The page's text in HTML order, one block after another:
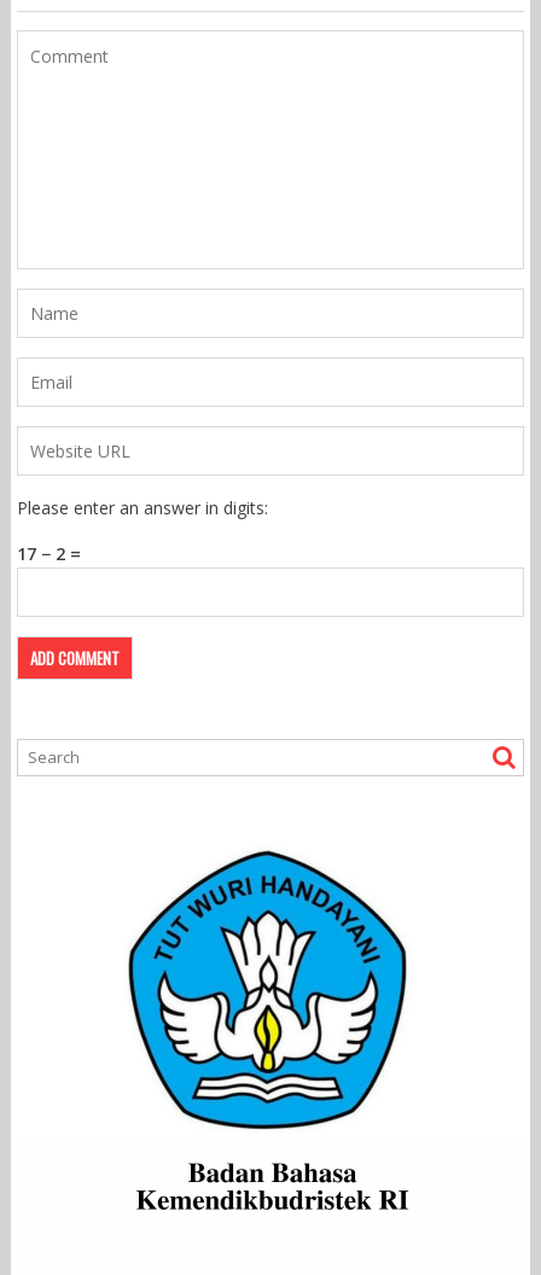
Please enter an answer in digits:
17 − 2 =